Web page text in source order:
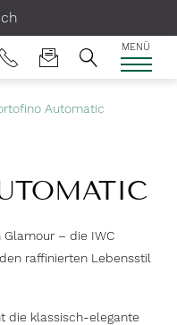
MENÜ
Automatic
– die IWC
raffinierten Lebensstil
die klassisch-elegante